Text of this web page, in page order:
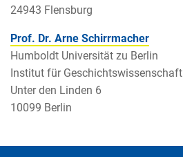
24943 Flensburg
Prof. Dr. Arne Schirrmacher
Humboldt Universität zu Berlin
Institut für Geschichtswissenschaft
Unter den Linden 6
10099 Berlin